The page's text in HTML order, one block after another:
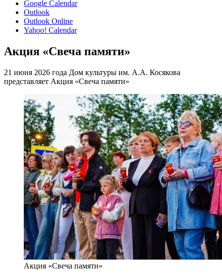
Google Calendar
Outlook
Outlook Online
Yahoo! Calendar
Акция «Свеча памяти»
21 июня 2026 года Дом культуры им. А.А. Косякова
представляет Акция «Свеча памяти»
Акция «Свеча памяти»